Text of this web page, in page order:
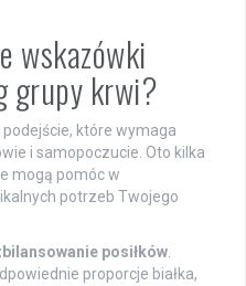
wskazówki
grupy krwi?
podejście, które wymaga
i samopoczucie. Oto kilka
mogą pomóc w
potrzeb Twojego
posiłków
proporcje białka,